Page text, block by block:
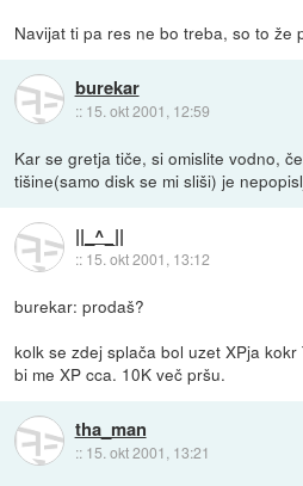
Navijat ti pa res ne bo treba, so to že
burekar
:: 15. okt 2001, 12:59
Kar se gretja tiče, si omislite vodno,
tišine(samo disk se mi sliši) je
||_^_||
:: 15. okt 2001, 13:12
burekar: prodaš?
kolk se zdej splača bol uzet XPja
bi me XP cca. 10K več pršu.
tha_man
:: 15. okt 2001, 13:21